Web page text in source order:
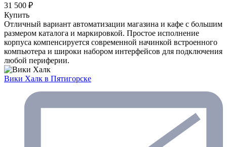
31 500 ₽
Купить
Отличный вариант автоматизации магазина и кафе с большим
размером каталога и маркировкой. Простое исполнение
корпуса компенсируется современной начинкой встроенного
компьютера и широки набором интерфейсов для подключения
любой периферии.
Вики Халк в Пятигорске